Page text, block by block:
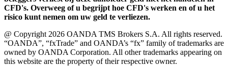
CFD's. Overweeg of u begrijpt hoe CFD's werken en of u het
risico kunt nemen om uw geld te verliezen.
@ Copyright 2026 OANDA TMS Brokers S.A. All rights reserved.
“OANDA”, “fxTrade” and OANDA’s “fx” family of trademarks are
owned by OANDA Corporation. All other trademarks appearing on
this website are the property of their respective owner.